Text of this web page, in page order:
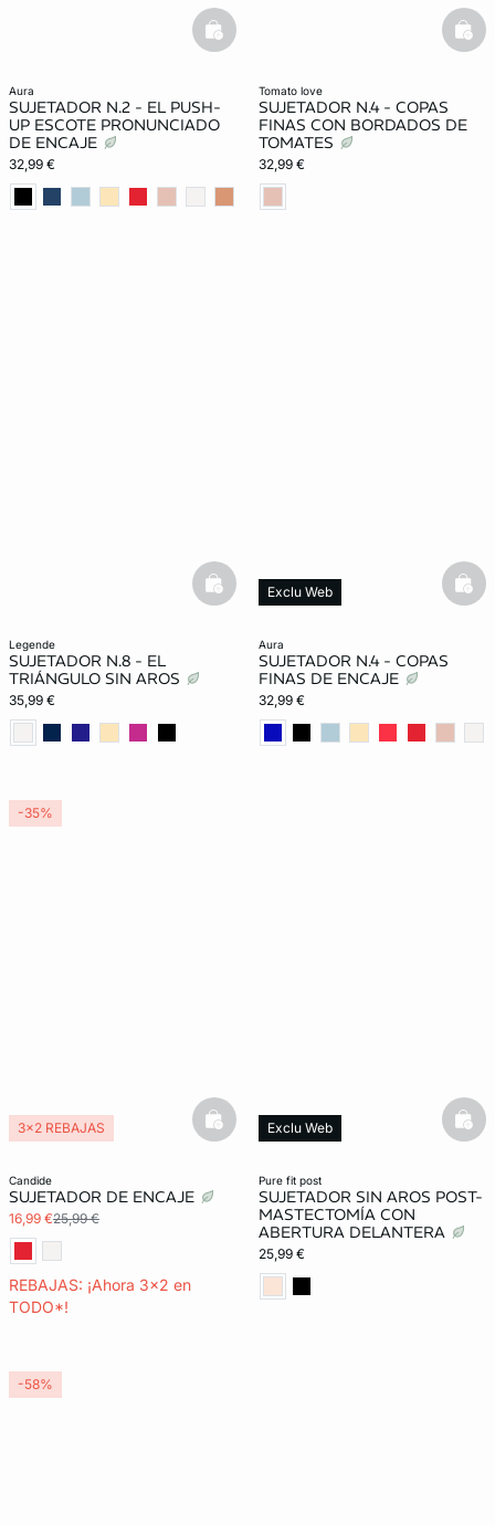
aura
SUJETADOR N.2 - EL PUSH-
UP ESCOTE PRONUNCIADO
DE ENCAJE
32,99 €
basketfull
tomato love
SUJETADOR N.4 - COPAS
FINAS CON BORDADOS DE
TOMATES
32,99 €
legende
SUJETADOR N.8 - EL
TRIÁNGULO SIN AROS
35,99 €
basketfull
aura
SUJETADOR N.4 - COPAS
FINAS DE ENCAJE
32,99 €
Exclu Web
candide
SUJETADOR DE ENCAJE
16,99 €25,99 €
REBAJAS: ¡Ahora 3x2 en
TODO*!
3x2 REBAJAS basketfull
-35%
pure fit post
SUJETADOR SIN AROS POST-
MASTECTOMÍA CON
ABERTURA DELANTERA
25,99 €
Exclu Web
Post Operatorio
-58%